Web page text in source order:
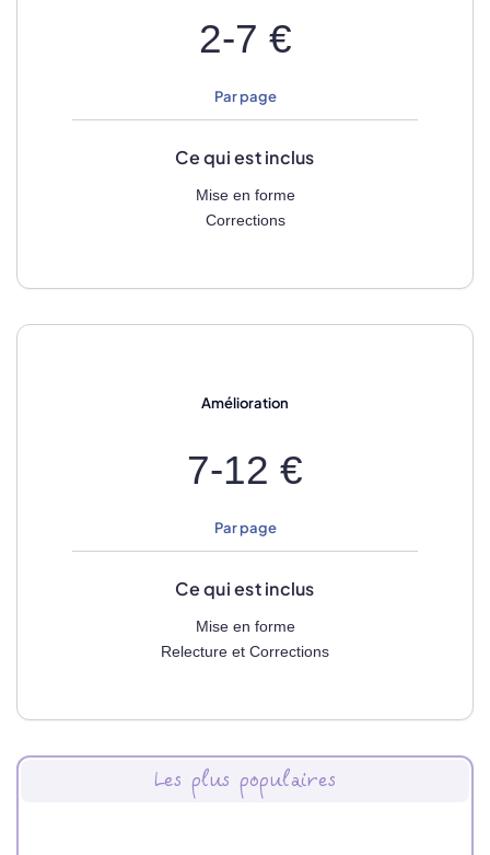
2-7 €
Par page
Ce qui est inclus
Mise en forme
Corrections
Amélioration
7-12 €
Par page
Ce qui est inclus
Mise en forme
Relecture et Corrections
Les plus populaires